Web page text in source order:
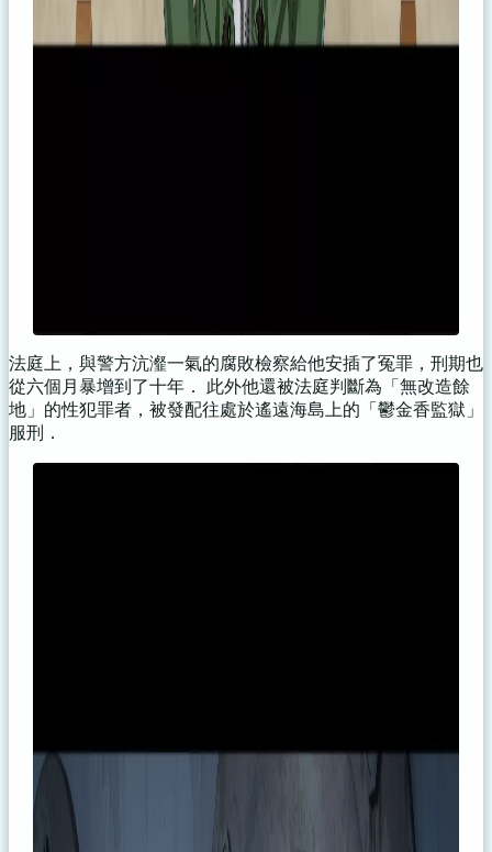
法庭上，與警方沆瀣一氣的腐敗檢察給他安插了冤罪，刑期也
從六個月暴增到了十年． 此外他還被法庭判斷為「無改造餘
地」的性犯罪者，被發配往處於遙遠海島上的「鬱金香監獄」
服刑．